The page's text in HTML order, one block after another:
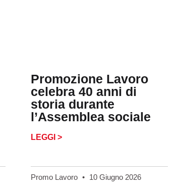
Promozione Lavoro
celebra 40 anni di
storia durante
l’Assemblea sociale
LEGGI >
Promo Lavoro 10 Giugno 2026